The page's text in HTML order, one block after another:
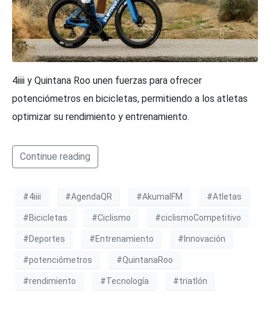
4iiii y Quintana Roo unen fuerzas para ofrecer
potenciómetros en bicicletas, permitiendo a los atletas
optimizar su rendimiento y entrenamiento.
Continue reading
#4iiii #AgendaQR #AkumalFM #Atletas
#Bicicletas #Ciclismo #ciclismoCompetitivo
#Deportes #Entrenamiento #Innovación
#potenciómetros #QuintanaRoo
#rendimiento #Tecnología #triatlón